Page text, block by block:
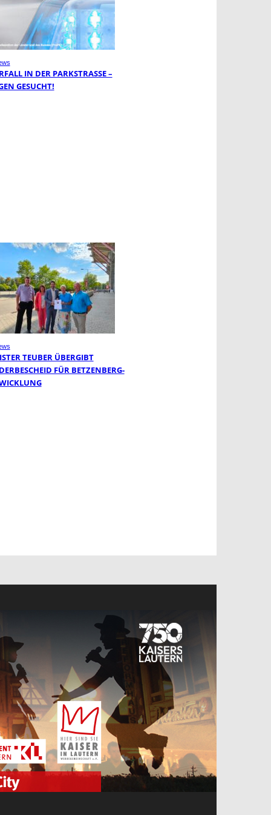
IN DER PARKSTRASSE – Z
GESUCHT!
TEUBER ÜBERGIBT
FÜR BETZENBERG-